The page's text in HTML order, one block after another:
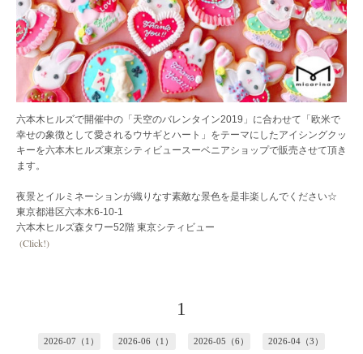
六本木ヒルズで開催中の「天空のバレンタイン2019」に合わせて「欧米で
幸せの象徴として愛されるウサギとハート」をテーマにしたアイシングクッ
キーを六本木ヒルズ東京シティビュースーベニアショップで販売させて頂き
ます。
夜景とイルミネーションが織りなす素敵な景色を是非楽しんでください☆
東京都港区六本木6-10-1
六本木ヒルズ森タワー52階 東京シティビュー‬
(Click!)
1
2026-07（1） 2026-06（1） 2026-05（6） 2026-04（3）